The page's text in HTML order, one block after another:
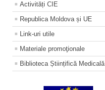
Activități CIE
Republica Moldova și UE
Link-uri utile
Materiale promoţionale
Biblioteca Științifică Medicală